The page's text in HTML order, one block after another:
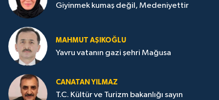
Giyinmek kumaş değil, Medeniyettir
MAHMUT AŞIKOĞLU
Yavru vatanın gazi şehri Mağusa
CANATAN YILMAZ
T.C. Kültür ve Turizm bakanlığı sayın